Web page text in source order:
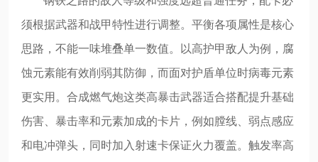
须根据武器和战甲特性进行调整。平衡各项属性是核心
思路，不能一味堆叠单一数值。以高护甲敌人为例，腐
蚀元素能有效削弱其防御，而面对护盾单位时病毒元素
更实用。合成燃气炮这类高暴击武器适合搭配提升基础
伤害、暴击率和元素加成的卡片，例如膛线、弱点感应
和电冲弹头，同时加入射速卡保证火力覆盖。触发率高